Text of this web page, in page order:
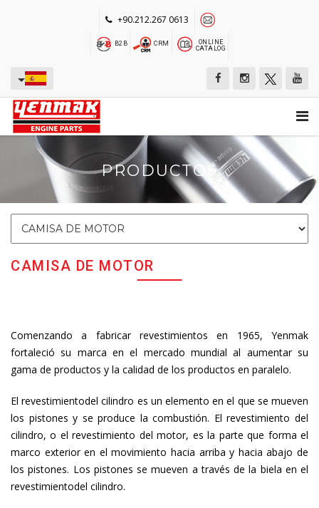
+90.212.267 0613
B2B CRM
ONLINE
CATALOG
PRODUCTOS
CAMISA DE MOTOR
Comenzando a fabricar revestimientos en 1965, Yenmak
fortaleció su marca en el mercado mundial al aumentar su
gama de productos y la calidad de los productos en paralelo.
El revestimientodel cilindro es un elemento en el que se mueven
los pistones y se produce la combustión. El revestimiento del
cilindro, o el revestimiento del motor, es la parte que forma el
marco exterior en el movimiento hacia arriba y hacia abajo de
los pistones. Los pistones se mueven a través de la biela en el
revestimientodel cilindro.